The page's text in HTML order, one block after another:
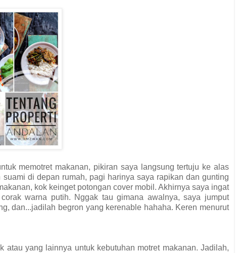
memotret makanan, pikiran saya langsung tertuju ke alas
di depan rumah, pagi harinya saya rapikan dan gunting
kok keinget potongan cover mobil. Akhirnya saya ingat
warna putih. Nggak tau gimana awalnya, saya jumput
dan...jadilah begron yang kerenable hahaha. Keren menurut
yang lainnya untuk kebutuhan motret makanan. Jadilah,